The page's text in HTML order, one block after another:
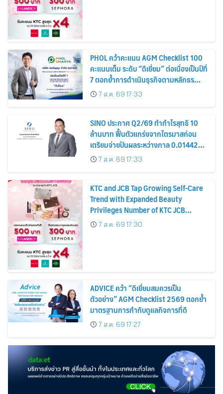
PHOL คว้าคะแนน AGM Checklist 100
คะแนนเต็ม ระดับ “ดีเยี่ยม” ต่อเนื่องเป็นปีที่
7 ตอกย้ำการดำเนินธุรกิจตามหลักธร
รมาภิบาล โปร่งใส สร้างความเชื่อมั่นผู้ถือ
หุ้น
7 ส.ค. 69 17:33
SINO ประกาศ Q2/69 ทำกำไรสุทธิ 10
ล้านบาท ฟื้นตัวแกร่งจากไตรมาสก่อน
เตรียมจ่ายปันผลระหว่างกาล 0.014423
บาทต่อหุ้น ครึ่งปีหลังมุ่งเติบโตต่อเนื่อง
7 ส.ค. 69 17:33
KTC and JCB Tap Growing Self-Care
Trend with Expanded Beauty
Privileges Number of KTC JCB
Cardmembers Spending on
Cosmetics Rises 26%
7 ส.ค. 69 17:30
ADVICE คว้า “ดีเยี่ยมสมควรเป็น
ตัวอย่าง” AGM Checklist 2569 ตอกย้ำ
มาตรฐานการกำกับดูแลกิจการที่ดี
7 ส.ค. 69 17:27